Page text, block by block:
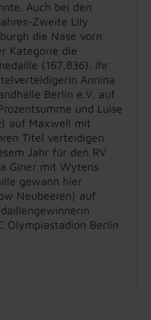
Auch bei den
Zweite Lily
die Nase vorn
Kategorie die
(167,836). Ihr
Annina
Berlin e.V. auf
und Luise
auf Maxwell mit
Titel verteidigen
Jahr für den RV
Giner mit Wytens
gewann hier
Neubeeren) auf
Olympiastadion Berlin